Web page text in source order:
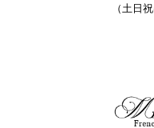
（土日